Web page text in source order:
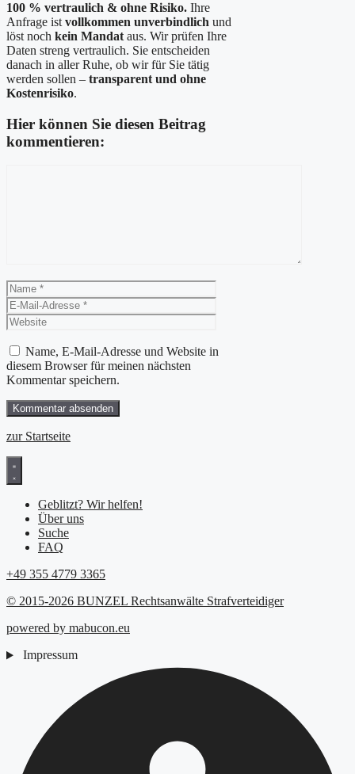
100 % vertraulich & ohne Risiko. Ihre
Anfrage ist vollkommen unverbindlich und
löst noch kein Mandat aus. Wir prüfen Ihre
Daten streng vertraulich. Sie entscheiden
danach in aller Ruhe, ob wir für Sie tätig
werden sollen – transparent und ohne
Kostenrisiko.
Hier können Sie diesen Beitrag
kommentieren:
Name
Mail-
Adresse
Name, E-Mail-Adresse und Website in
diesem Browser für meinen nächsten
Kommentar speichern.
zur Startseite
Geblitzt? Wir helfen!
Über uns
Suche
FAQ
+49 355 4779 3365
© 2015-2026 BUNZEL Rechtsanwälte Strafverteidiger
powered by mabucon.eu
Impressum